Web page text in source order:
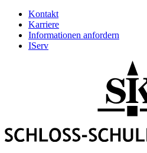
Kontakt
Karriere
Informationen anfordern
IServ